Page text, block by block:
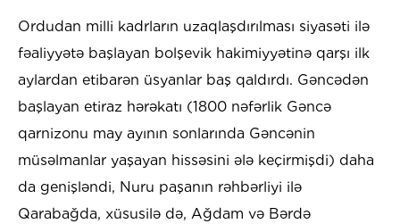
Ordudan milli kadrların uzaqlaşdırılması siyasəti ilə
fəaliyyətə başlayan bolşevik hakimiyyətinə qarşı ilk
aylardan etibarən üsyanlar baş qaldırdı. Gəncədən
başlayan etiraz hərəkatı (1800 nəfərlik Gəncə
qarnizonu may ayının sonlarında Gəncənin
müsəlmanlar yaşayan hissəsini ələ keçirmişdi) daha
da genişləndi, Nuru paşanın rəhbərliyi ilə
Qarabağda, xüsusilə də, Ağdam və Bərdə